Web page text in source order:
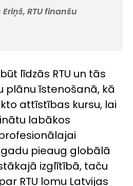
RTU finanšu
līdzās RTU un tās
plānu īstenošanā, kā
attīstības kursu, lai
labākos
pieaug globālā
izglītībā, taču
RTU lomu Latvijas